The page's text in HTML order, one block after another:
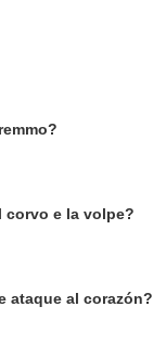
corvo e la volpe?
ataque al corazón?